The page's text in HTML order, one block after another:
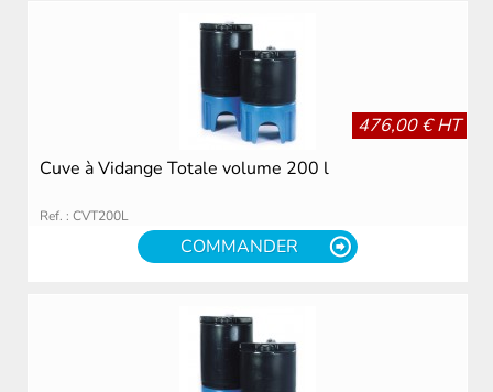
476,00 € HT
Cuve à Vidange Totale volume 200 l
Ref. : CVT200L
COMMANDER